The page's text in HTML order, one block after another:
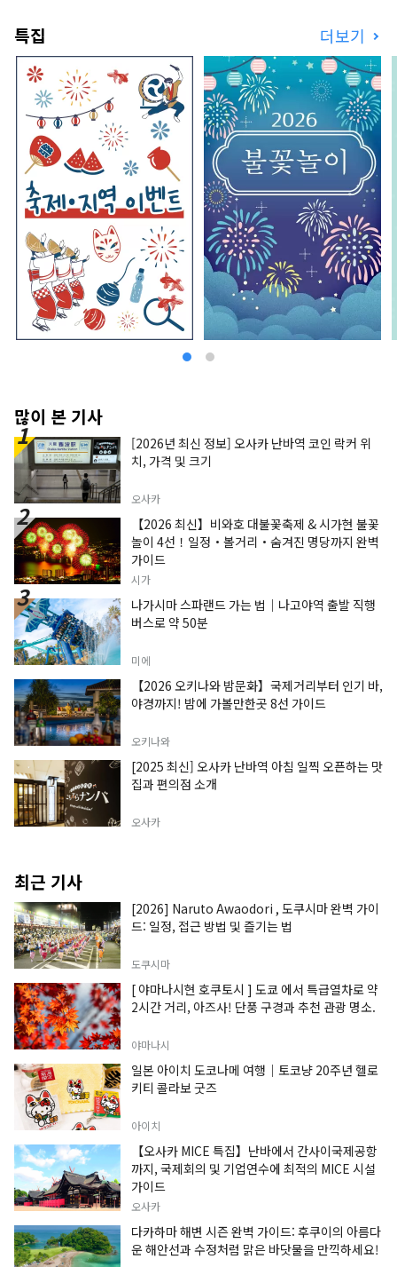
특집 더보기
많이 본 기사
[2026년 최신 정보] 오사카 난바역 코인 락커 위
치, 가격 및 크기
오사카
【2026 최신】비와호 대불꽃축제 & 시가현 불꽃
놀이 4선！일정・볼거리・숨겨진 명당까지 완벽
가이드
시가
나가시마 스파랜드 가는 법｜나고야역 출발 직행
버스로 약 50분
미에
【2026 오키나와 밤문화】국제거리부터 인기 바,
야경까지! 밤에 가볼만한곳 8선 가이드
오키나와
[2025 최신] 오사카 난바역 아침 일찍 오픈하는 맛
집과 편의점 소개
오사카
최근 기사
[2026] Naruto Awaodori , 도쿠시마 완벽 가이
드: 일정, 접근 방법 및 즐기는 법
도쿠시마
[ 야마나시현 호쿠토시 ] 도쿄 에서 특급열차로 약
2시간 거리, 아즈사! 단풍 구경과 추천 관광 명소.
야마나시
일본 아이치 도코나메 여행｜토코냥 20주년 헬로
키티 콜라보 굿즈
아이치
【오사카 MICE 특집】난바에서 간사이국제공항
까지, 국제회의 및 기업연수에 최적의 MICE 시설
가이드
오사카
다카하마 해변 시즌 완벽 가이드: 후쿠이의 아름다
운 해안선과 수정처럼 맑은 바닷물을 만끽하세요!